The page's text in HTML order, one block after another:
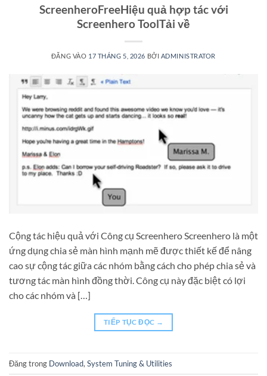
ScreenheroFreeHiệu quả hợp tác với
Screenhero ToolTải về
ĐĂNG VÀO 17 THÁNG 5, 2026 BỞI ADMINISTRATOR
Cộng tác hiệu quả với Công cụ Screenhero Screenhero là một
ứng dụng chia sẻ màn hình mạnh mẽ được thiết kế để nâng
cao sự cộng tác giữa các nhóm bằng cách cho phép chia sẻ và
tương tác màn hình đồng thời. Công cụ này đặc biệt có lợi
cho các nhóm và […]
TIẾP TỤC ĐỌC →
Đăng trong Download, System Tuning & Utilities